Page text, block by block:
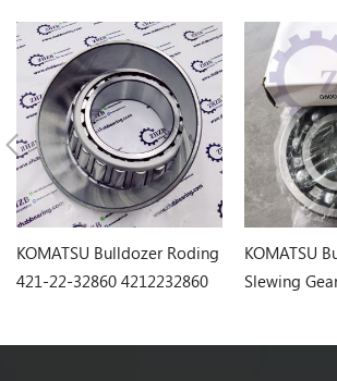
KOMATSU Bulldozer Roding
421-22-32860 4212232860
KOMATSU
Slewing